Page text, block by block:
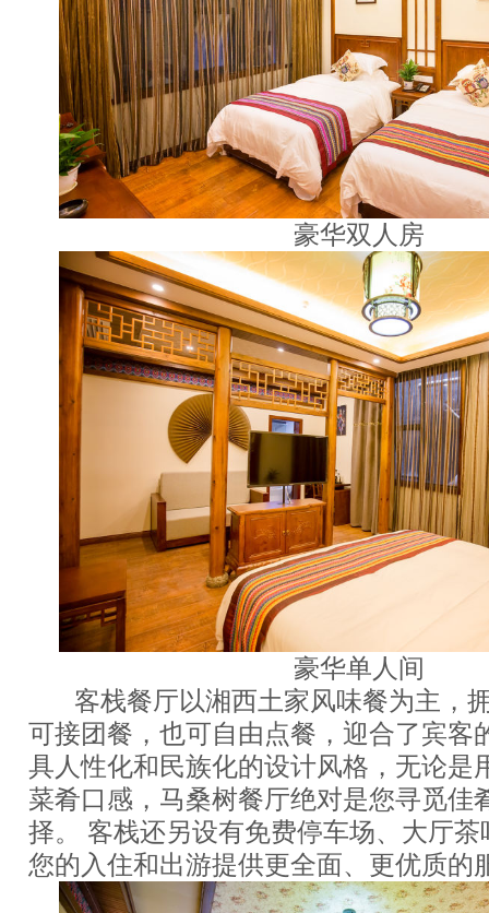
豪华双人房
豪华单人间
客栈餐厅以湘西土家风味餐为主，
可接团餐，也可自由点餐，迎合了宾客
具人性化和民族化的设计风格，无论是
菜肴口感，马桑树餐厅绝对是您寻觅佳
择。 客栈还另设有免费停车场、大厅
您的入住和出游提供更全面、更优质的